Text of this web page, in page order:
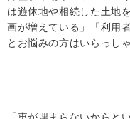
は遊休地や相続した土地
画が増えている」「利用
とお悩みの方はいらっし